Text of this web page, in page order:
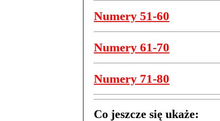
Numery 51-60
Numery 61-70
Numery 71-80
Co jeszcze się ukaże: